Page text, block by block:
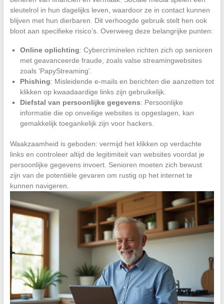
sleutelrol in hun dagelijks leven, waardoor ze in contact kunnen
blijven met hun dierbaren. Dit verhoogde gebruik stelt hen ook
bloot aan specifieke risico’s. Overweeg deze belangrijke punten:
Online oplichting: Cybercriminelen richten zich op senioren
met geavanceerde fraude, zoals valse streamingwebsites
zoals ‘PapyStreaming’.
Phishing: Misleidende e-mails en berichten die aanzetten tot
klikken op kwaadaardige links zijn gebruikelijk.
Diefstal van persoonlijke gegevens: Persoonlijke
informatie die op onveilige websites is opgeslagen, kan
gemakkelijk toegankelijk zijn voor hackers.
Waakzaamheid is geboden: vermijd het klikken op verdachte
links en controleer altijd de legitimiteit van websites voordat je
persoonlijke gegevens invoert. Senioren moeten zich bewust
zijn van de potentiële gevaren om rustig op het internet te
kunnen navigeren.